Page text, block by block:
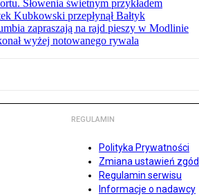
Słowenia świetnym przykładem
Kubkowski przepłynął Bałtyk
zapraszają na rajd pieszy w Modlinie
wyżej notowanego rywala
REGULAMIN
Polityka Prywatności
Zmiana ustawień zgód
Regulamin serwisu
Informacje o nadawcy